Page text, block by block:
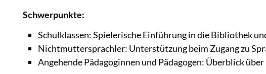
Schwerpunkte:
Schulklassen: Spielerische Einführung in die Bibliothek
Nichtmuttersprachler: Unterstützung beim Zugang zu
Angehende Pädagoginnen und Pädagogen: Überblick